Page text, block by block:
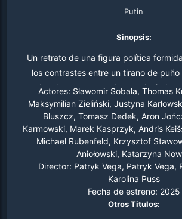
Putin
Sinopsis:
Un retrato de una figura política
los contrastes entre un tirano de puño
hombre atormentado por el miedo,
complejidad de su poder y su
Actores: Sławomir Sobala, Thomas
Maksymilian Zieliński, Justyna
Bluszcz, Tomasz Dedek, Aron
Karmowski, Marek Kasprzyk, Andris
Michael Rubenfeld, Krzysztof
Aniołowski, Katarzyna
Director: Patryk Vega, Patryk Vega,
Karolina Puss
Fecha de estreno: 2025
Otros Titulos: